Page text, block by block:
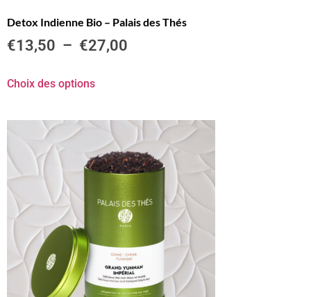
Detox Indienne Bio – Palais des Thés
€13,50 – €27,00
Choix des options